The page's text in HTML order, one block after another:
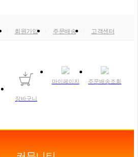
회원가입 주문배송 고객센터
장바구니
마이페이지 주문배송조회